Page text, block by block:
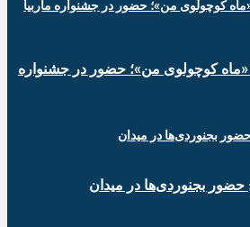
کوچولوی من»؛ حضور در جشنواره
بجنوردی‌ها در میدان